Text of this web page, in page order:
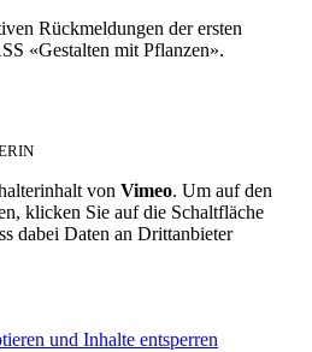
Rückmeldungen der ersten
«Gestalten mit Pflanzen».
von Vimeo. Um auf den
klicken Sie auf die Schaltfläche
dabei Daten an Drittanbieter
und Inhalte entsperren